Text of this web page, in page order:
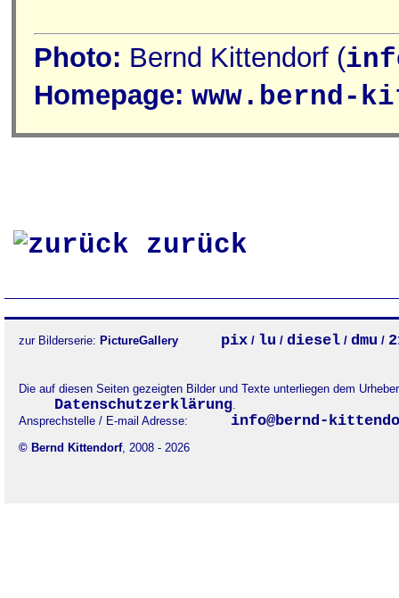
Photo: Bernd Kittendorf (
Homepage: www.bernd-
zurück
zur Bilderserie: PictureGallery pix / lu / diesel / dmu /
Die auf diesen Seiten gezeigten Bilder und Texte unterliegen dem
Datenschutzerklärung.
Ansprechstelle / E-mail Adresse:
info@bernd-
© Bernd Kittendorf, 2008 - 2026